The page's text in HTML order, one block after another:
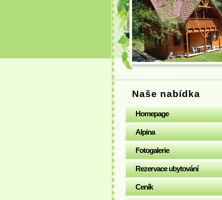
Naše nabídka
Homepage
Alpina
Fotogalerie
Rezervace ubytování
Ceník